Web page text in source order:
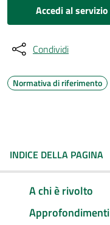
Accedi al servizio
Condividi
Normativa di riferimento
INDICE DELLA PAGINA
A chi è rivolto
Approfondimenti